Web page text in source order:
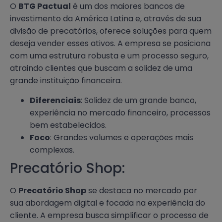
O BTG Pactual é um dos maiores bancos de
investimento da América Latina e, através de sua
divisão de precatórios, oferece soluções para quem
deseja vender esses ativos. A empresa se posiciona
com uma estrutura robusta e um processo seguro,
atraindo clientes que buscam a solidez de uma
grande instituição financeira.
Diferenciais: Solidez de um grande banco,
experiência no mercado financeiro, processos
bem estabelecidos.
Foco: Grandes volumes e operações mais
complexas.
Precatório Shop:
O Precatório Shopse destaca no mercado por
sua abordagem digital e focada na experiência do
cliente. A empresa busca simplificar o processo de